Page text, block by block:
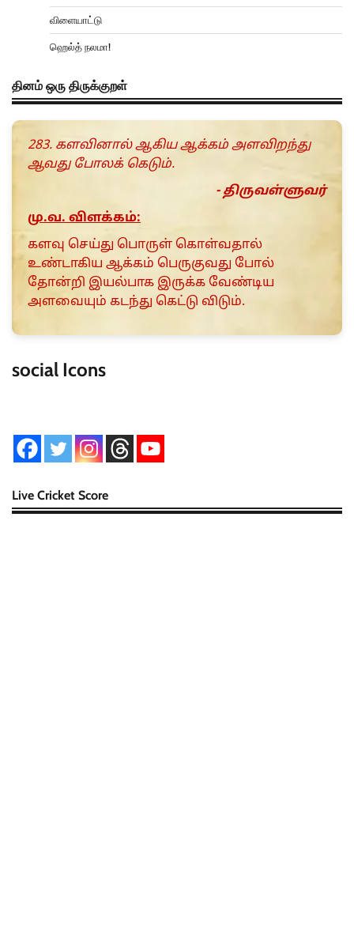
விளையாட்டு
ஹெல்த் நலமா!
தினம் ஒரு திருக்குறள்
283. களவினால் ஆகிய ஆக்கம் அளவிறந்து
ஆவது போலக் கெடும்.
- திருவள்ளுவர்
மு.வ. விளக்கம்:
களவு செய்து பொருள் கொள்வதால்
உண்டாகிய ஆக்கம் பெருகுவது போல்
தோன்றி இயல்பாக இருக்க வேண்டிய
அளவையும் கடந்து கெட்டு விடும்.
social Icons
Live Cricket Score